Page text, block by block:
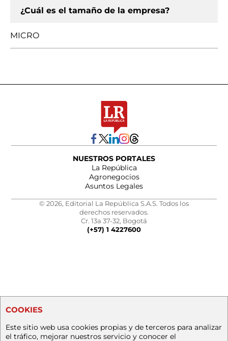
¿Cuál es el tamaño de la empresa?
MICRO
NUESTROS PORTALES
La República
Agronegocios
Asuntos Legales
© 2026, Editorial La República S.A.S. Todos los
derechos reservados.
Cr. 13a 37-32, Bogotá
(+57) 1 4227600
COOKIES
Este sitio web usa cookies propias y de terceros para analizar
el tráfico, mejorar nuestros servicio y conocer el